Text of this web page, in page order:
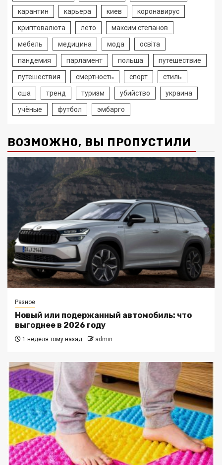
карантин карьера киев коронавирус
криптовалюта лето максим степанов
мебель медицина мода освіта
пандемия парламент польша путешествие
путешествия смертность спорт стиль
сша тренд туризм убийство украина
учёные футбол эмбарго
ВОЗМОЖНО, ВЫ ПРОПУСТИЛИ
Разное
Новый или подержанный автомобиль: что
выгоднее в 2026 году
1 неделя тому назад admin